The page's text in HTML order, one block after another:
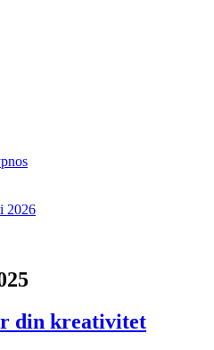
2026
din kreativitet